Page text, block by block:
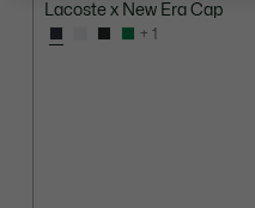
Lacoste x New Era Cap
+ 1